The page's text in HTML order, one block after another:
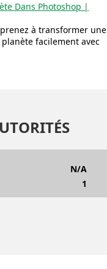
Dans Photoshop |
à transformer une
facilement avec
N/A
1